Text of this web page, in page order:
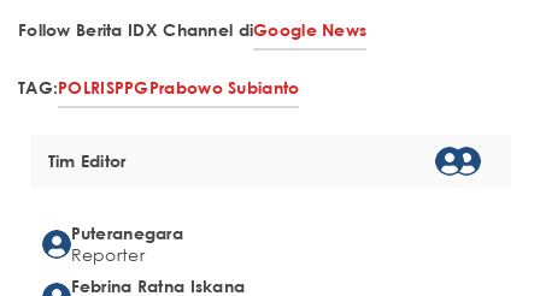
Follow Berita IDX Channel diGoogle News
TAG:POLRISPPGPrabowo Subianto
Tim Editor
Puteranegara
Reporter
Febrina Ratna Iskana